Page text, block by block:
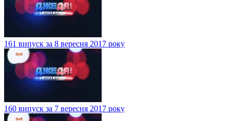
161 випуск за 8 вересня 2017 року
160 випуск за 7 вересня 2017 року